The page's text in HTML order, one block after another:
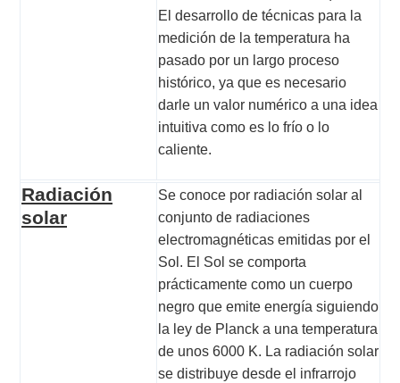
El desarrollo de técnicas para la
medición de la temperatura ha
pasado por un largo proceso
histórico, ya que es necesario
darle un valor numérico a una idea
intuitiva como es lo frío o lo
caliente.
Radiación
solar
Se conoce por radiación solar al
conjunto de radiaciones
electromagnéticas emitidas por el
Sol. El Sol se comporta
prácticamente como un cuerpo
negro que emite energía siguiendo
la ley de Planck a una temperatura
de unos 6000 K. La radiación solar
se distribuye desde el infrarrojo